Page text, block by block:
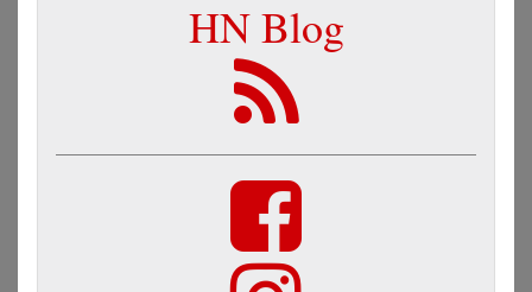
HN Blog